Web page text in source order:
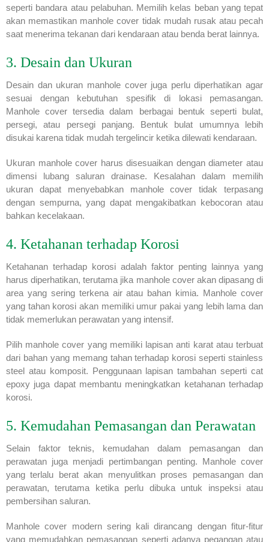
seperti bandara atau pelabuhan. Memilih kelas beban yang tepat
akan memastikan manhole cover tidak mudah rusak atau pecah
saat menerima tekanan dari kendaraan atau benda berat lainnya.
3. Desain dan Ukuran
Desain dan ukuran manhole cover juga perlu diperhatikan agar
sesuai dengan kebutuhan spesifik di lokasi pemasangan.
Manhole cover tersedia dalam berbagai bentuk seperti bulat,
persegi, atau persegi panjang. Bentuk bulat umumnya lebih
disukai karena tidak mudah tergelincir ketika dilewati kendaraan.
Ukuran manhole cover harus disesuaikan dengan diameter atau
dimensi lubang saluran drainase. Kesalahan dalam memilih
ukuran dapat menyebabkan manhole cover tidak terpasang
dengan sempurna, yang dapat mengakibatkan kebocoran atau
bahkan kecelakaan.
4. Ketahanan terhadap Korosi
Ketahanan terhadap korosi adalah faktor penting lainnya yang
harus diperhatikan, terutama jika manhole cover akan dipasang di
area yang sering terkena air atau bahan kimia. Manhole cover
yang tahan korosi akan memiliki umur pakai yang lebih lama dan
tidak memerlukan perawatan yang intensif.
Pilih manhole cover yang memiliki lapisan anti karat atau terbuat
dari bahan yang memang tahan terhadap korosi seperti stainless
steel atau komposit. Penggunaan lapisan tambahan seperti cat
epoxy juga dapat membantu meningkatkan ketahanan terhadap
korosi.
5. Kemudahan Pemasangan dan Perawatan
Selain faktor teknis, kemudahan dalam pemasangan dan
perawatan juga menjadi pertimbangan penting. Manhole cover
yang terlalu berat akan menyulitkan proses pemasangan dan
perawatan, terutama ketika perlu dibuka untuk inspeksi atau
pembersihan saluran.
Manhole cover modern sering kali dirancang dengan fitur-fitur
yang memudahkan pemasangan seperti adanya pegangan atau